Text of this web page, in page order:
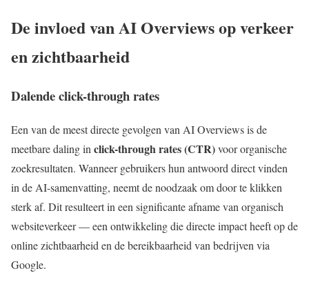
De invloed van AI Overviews op verkeer
en zichtbaarheid
Dalende click-through rates
Een van de meest directe gevolgen van AI Overviews is de
meetbare daling in click-through rates (CTR)voor organische
zoekresultaten. Wanneer gebruikers hun antwoord direct vinden
in de AI-samenvatting, neemt de noodzaak om door te klikken
sterk af. Dit resulteert in een significante afname van organisch
websiteverkeer — een ontwikkeling die directe impact heeft op de
online zichtbaarheid en de bereikbaarheid van bedrijven via
Google.